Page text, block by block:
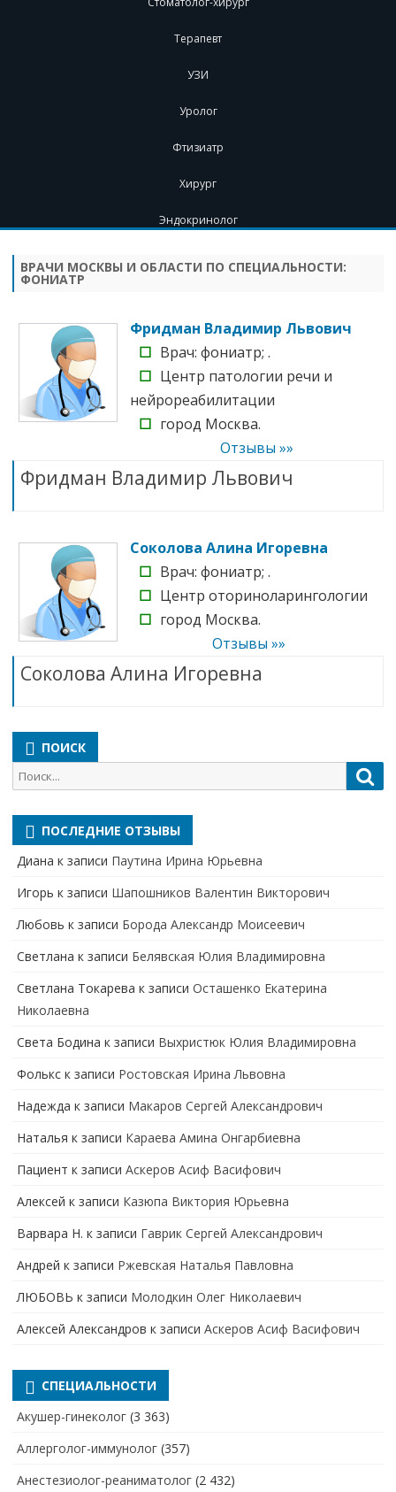
Терапевт
УЗИ
Уролог
Фтизиатр
Хирург
Эндокринолог
Перейти
содержимому
ВРАЧИ МОСКВЫ И ОБЛАСТИ ПО СПЕЦИАЛЬНОСТИ:
ФОНИАТР
Фридман Владимир Львович
☐ Врач: фониатр; .
☐ Центр патологии речи и
нейрореабилитации
☐ город Москва.
Отзывы »»
Фридман Владимир Львович
Соколова Алина Игоревна
☐ Врач: фониатр; .
☐ Центр оториноларингологии
☐ город Москва.
Отзывы »»
Соколова Алина Игоревна
ПОИСК
Поиск
для:
ПОСЛЕДНИЕ ОТЗЫВЫ
Диана к записи Паутина Ирина Юрьевна
Игорь к записи Шапошников Валентин Викторович
Любовь к записи Борода Александр Моисеевич
Светлана к записи Белявская Юлия Владимировна
Cветлана Токарева к записи Осташенко Екатерина
Николаевна
Света Бодина к записи Выхристюк Юлия Владимировна
Фолькс к записи Ростовская Ирина Львовна
Надежда к записи Макаров Сергей Александрович
Наталья к записи Караева Амина Онгарбиевна
Пациент к записи Аскеров Асиф Васифович
Алексей к записи Казюпа Виктория Юрьевна
Варвара Н. к записи Гаврик Сергей Александрович
Андрей к записи Ржевская Наталья Павловна
ЛЮБОВЬ к записи Молодкин Олег Николаевич
Алексей Александров к записи Аскеров Асиф Васифович
СПЕЦИАЛЬНОСТИ
Акушер-гинеколог (3 363)
Аллерголог-иммунолог (357)
Анестезиолог-реаниматолог (2 432)